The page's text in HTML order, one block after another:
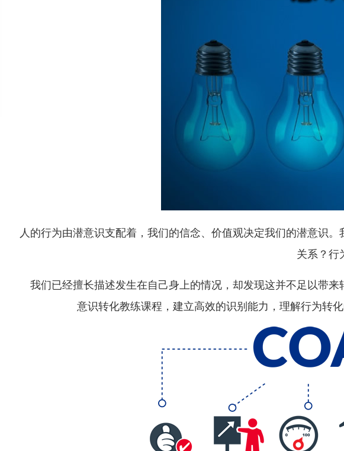
人的行为由潜意识支配着，我们的信念、价值观决定我们的潜意识
关系？行
我们已经擅长描述发生在自己身上的情况，却发现这并不足以带
意识转化教练课程，建立高效的识别能力，理解行为转